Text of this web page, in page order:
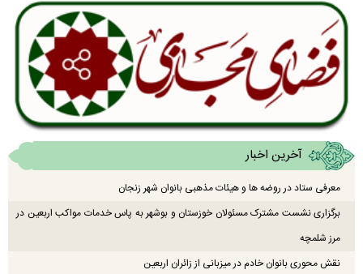
آخرین اخبار
معرفی ستاد در روضه ها و هیئات مذهبی بانوان شهر زنجان
برگزاری نشست مشترک مسئولان خوزستان و بوشهر به پاس خدمات مواکب اربعین در
مرز شلمچه
نقش محوری بانوان خادم در میزبانی از زائران اربعین